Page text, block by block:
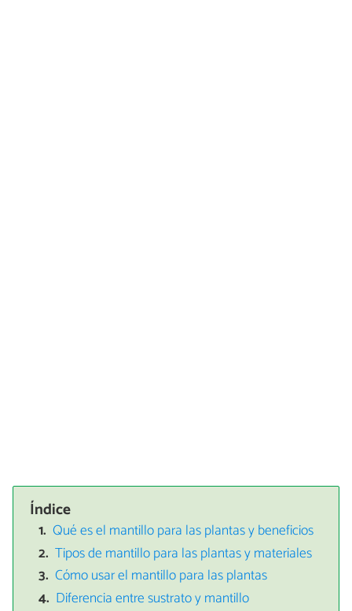
Índice
Qué es el mantillo para las plantas y beneficios
Tipos de mantillo para las plantas y materiales
Cómo usar el mantillo para las plantas
Diferencia entre sustrato y mantillo